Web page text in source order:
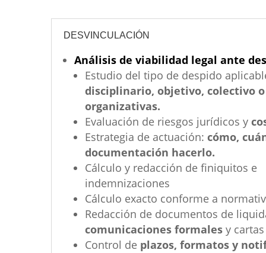
DESVINCULACIÓN
Análisis de viabilidad legal ante
Estudio del tipo de despido
disciplinario, objetivo, colectivo o
organizativas.
Evaluación de riesgos jurídicos y
Estrategia de actuación:cómo,
documentación hacerlo.
Cálculo y redacción de finiquitos e
indemnizaciones
Cálculo exacto conforme a
Redacción de documentos de
comunicaciones formales y
Control de plazos, formatos y